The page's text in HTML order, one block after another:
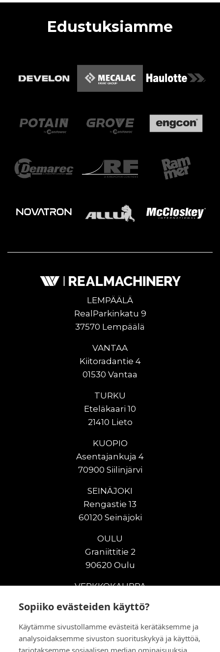
Sopiiko evästeiden käyttö?
Käytämme sivustollamme evästeitä kerätäksemme ja
analysoidaksemme sivuston suorituskykyä ja käyttöä,
tarjotaksemme sosiaalisen median ominaisuuksia
Edustuksiamme
LEMPÄÄLÄ
RealParkinkatu 9
37570 Lempäälä
VANTAA
Kiitoradantie 4
01530 Vantaa
TURKU
Eteläkaari 10
21410 Lieto
KUOPIO
Asentajankuja 4
70900 Siilinjärvi
SEINÄJOKI
Rengastie 13
60120 Seinäjoki
OULU
Graniittitie 2
90620 Oulu
VERKKOKAUPPA
Uudet maanrakennuskoneet
Vuokrakoneet
Kampanjat